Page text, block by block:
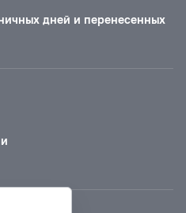
дней и перенесенных